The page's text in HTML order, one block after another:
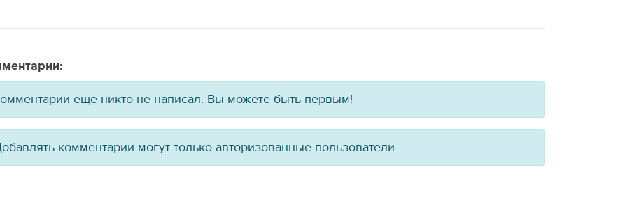
еще никто не написал. Вы можете быть первым!
комментарии могут только авторизованные пользователи.